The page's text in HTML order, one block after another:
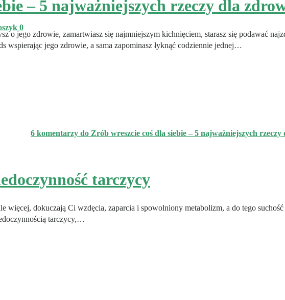
0
– 5 najważniejszych rzeczy dla
o jego zdrowie, zamartwiasz się najmniejszym kichnięciem, starasz się podawać
wspierając jego zdrowie, a sama zapominasz łyknąć codziennie jednej…
6 komentarzy do Zrób wreszcie coś dla siebie – 5 najważniejszych
tarczycy
więcej, dokuczają Ci wzdęcia, zaparcia i spowolniony metabolizm, a do tego
tarczycy,…